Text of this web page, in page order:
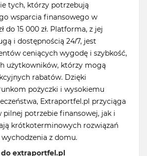
tych, którzy potrzebują
wsparcia finansowego w
do 15 000 zł. Platforma, z jej
i dostępnością 24/7, jest
ceniących wygodę i szybkość,
użytkowników, którzy mogą
rabatów. Dzięki
pożyczki i wysokiemu
Extraportfel.pl przyciąga
pilnej potrzebie finansowej, jak i
krótkoterminowych rozwiązań
z domu.
extraportfel.pl